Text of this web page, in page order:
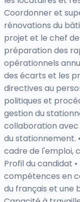
Coordonner et
rénovations du
projet et le chef de
préparation des
opérationnels
des écarts et les
directives au
politiques et
gestion du
collaboration
du stationnement.
cadre de l'emploi,
Profil du candidat
compétences en
du français et une